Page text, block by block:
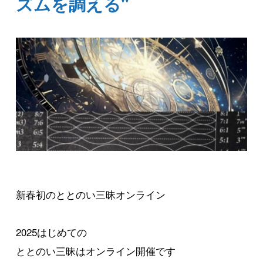
新春初のととのい三昧オンライン
2025はじめての
ととのい三昧はオンライン開催です